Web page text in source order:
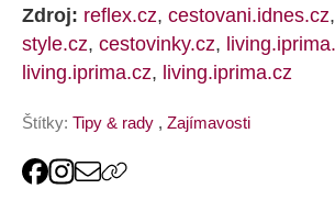
Zdroj: reflex.cz, cestovani.idnes.cz,
style.cz, cestovinky.cz,
living.iprima.cz, living.iprima.cz
Štítky: Tipy & rady , Zajímavosti